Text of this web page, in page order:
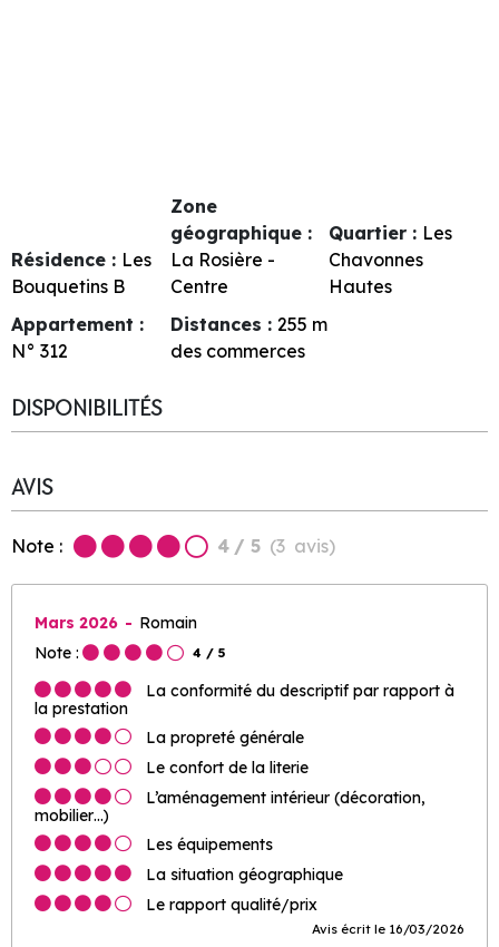
Résidence : Les
Bouquetins B
Zone
géographique :
La Rosière -
Centre
Quartier : Les
Chavonnes
Hautes
Appartement :
N° 312
Distances : 255 m
des commerces
DISPONIBILITÉS
AVIS
Note : 4 / 5 (3 avis)
Mars 2026
Romain
Note :
4 / 5
La conformité du descriptif par rapport à
la prestation
La propreté générale
Le confort de la literie
L’aménagement intérieur (décoration,
mobilier…)
Les équipements
La situation géographique
Le rapport qualité/prix
Avis écrit le 16/03/2026